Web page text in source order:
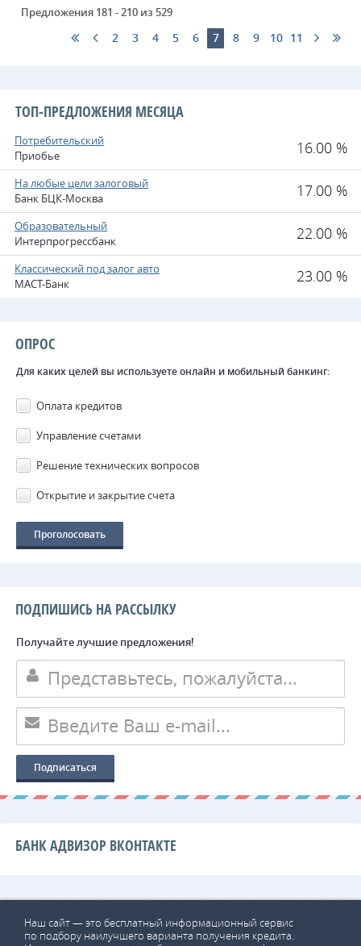
Предложения 181 - 210 из 529
2 3 4 5 6 7 8 9 10 11
ТОП-ПРЕДЛОЖЕНИЯ МЕСЯЦА
Потребительский
Приобье
16.00 %
На любые цели залоговый
Банк БЦК-Москва
17.00 %
Образовательный
Интерпрогрессбанк
22.00 %
Классический под залог авто
МАСТ-Банк
23.00 %
ОПРОС
Для каких целей вы используете онлайн и мобильный банкинг:
Оплата кредитов
Управление счетами
Решение технических вопросов
Открытие и закрытие счета
ПОДПИШИСЬ НА РАССЫЛКУ
Получайте лучшие предложения!
БАНК АДВИЗОР ВКОНТАКТЕ
Наш сайт — это бесплатный информационный сервис
по подбору наилучшего варианта получения кредита.